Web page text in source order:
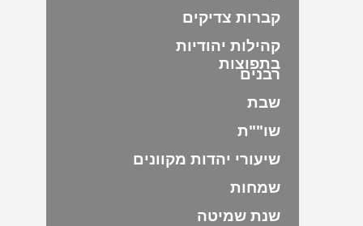
קברות צדיקים
קהילות יהודיות
בתפוצות
רבנים
שבת
שו""ת
שיעורי יהדות מקוונים
שמחות
שנת שמיטה